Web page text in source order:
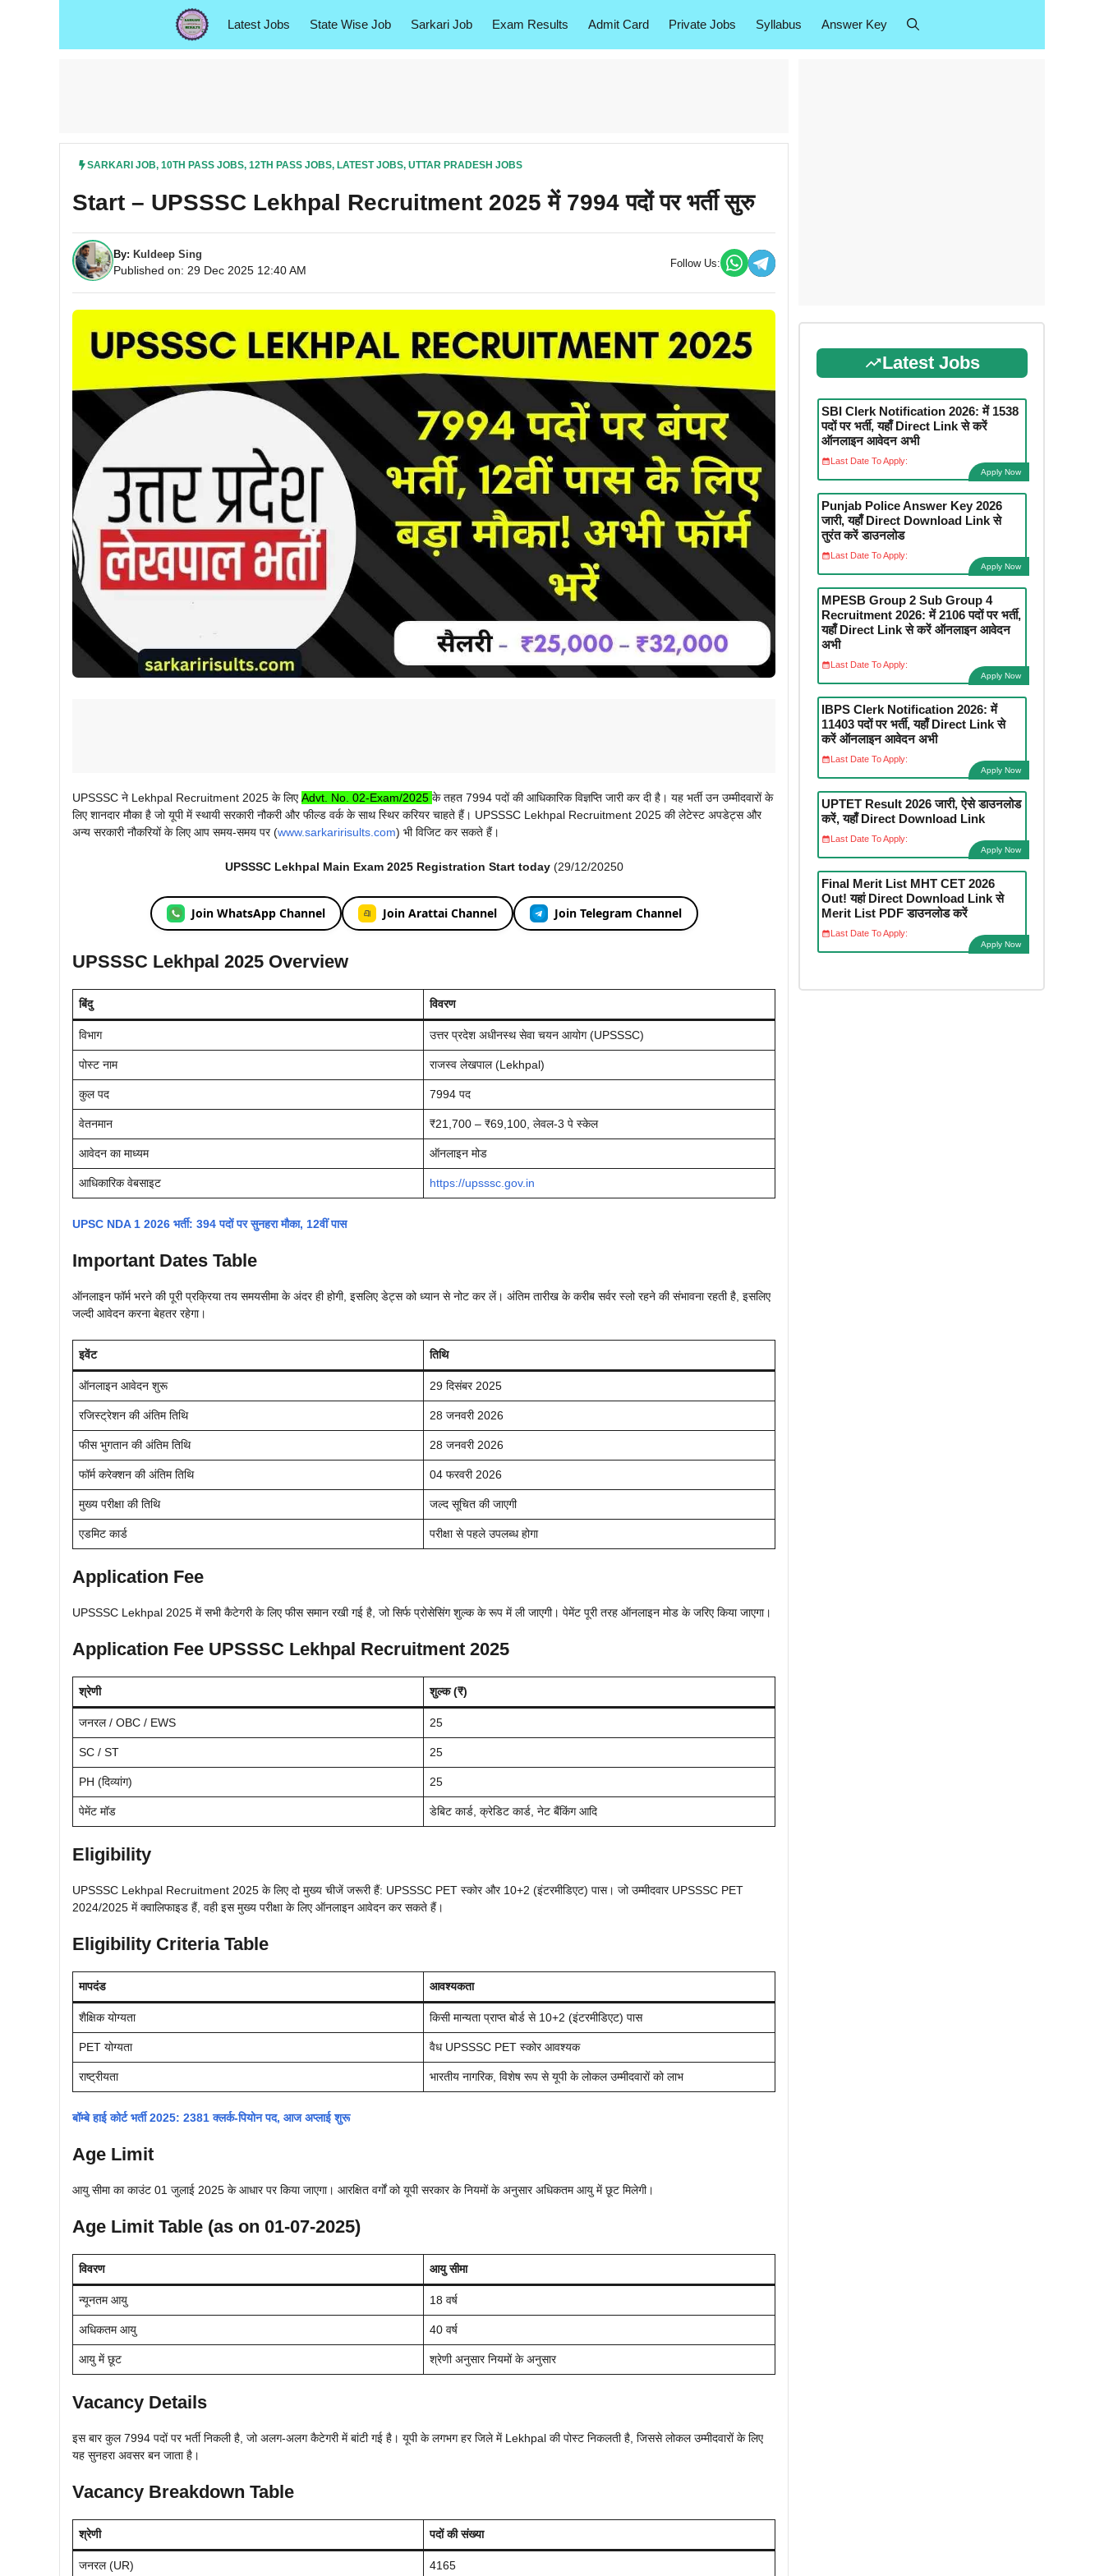
Latest Jobs State Wise Job Sarkari Job Exam Results Admit Card Private Jobs Syllabus Answer Key
SARKARI JOB, 10TH PASS JOBS, 12TH PASS JOBS, LATEST JOBS, UTTAR PRADESH JOBS
Start – UPSSSC Lekhpal Recruitment 2025 में 7994 पदों पर भर्ती सुरु
By: Kuldeep Sing
Published on: 29 Dec 2025 12:40 AM
Follow Us:
UPSSSC ने Lekhpal Recruitment 2025 के लिएAdvt. No. 02-Exam/2025 के तहत 7994 पदों की आधिकारिक विज्ञप्ति जारी कर दी है। यह भर्ती उन उम्मीदवारों के
लिए शानदार मौका है जो यूपी में स्थायी सरकारी नौकरी और फील्ड वर्क के साथ स्थिर करियर चाहते हैं। UPSSSC Lekhpal Recruitment 2025 की लेटेस्ट अपडेट्स और
अन्य सरकारी नौकरियों के लिए आप समय‑समय पर (www.sarkaririsults.com) भी विजिट कर सकते हैं।
UPSSSC Lekhpal Main Exam 2025 Registration Start today(29/12/20250
Join WhatsApp Channel Join Arattai Channel Join Telegram Channel
UPSSSC Lekhpal 2025 Overview
बिंदु विवरण
विभाग उत्तर प्रदेश अधीनस्थ सेवा चयन आयोग (UPSSSC)
पोस्ट नाम राजस्व लेखपाल (Lekhpal)
कुल पद 7994 पद
वेतनमान ₹21,700 – ₹69,100, लेवल‑3 पे स्केल
आवेदन का माध्यम ऑनलाइन मोड
आधिकारिक वेबसाइट https://upsssc.gov.in
UPSC NDA 1 2026 भर्ती: 394 पदों पर सुनहरा मौका, 12वीं पास
Important Dates Table
ऑनलाइन फॉर्म भरने की पूरी प्रक्रिया तय समयसीमा के अंदर ही होगी, इसलिए डेट्स को ध्यान से नोट कर लें। अंतिम तारीख के करीब सर्वर स्लो रहने की संभावना रहती है, इसलिए
जल्दी आवेदन करना बेहतर रहेगा।
इवेंट तिथि
ऑनलाइन आवेदन शुरू 29 दिसंबर 2025
रजिस्ट्रेशन की अंतिम तिथि 28 जनवरी 2026
फीस भुगतान की अंतिम तिथि 28 जनवरी 2026
फॉर्म करेक्शन की अंतिम तिथि 04 फरवरी 2026
मुख्य परीक्षा की तिथि जल्द सूचित की जाएगी
एडमिट कार्ड परीक्षा से पहले उपलब्ध होगा
Application Fee
UPSSSC Lekhpal 2025 में सभी कैटेगरी के लिए फीस समान रखी गई है, जो सिर्फ प्रोसेसिंग शुल्क के रूप में ली जाएगी। पेमेंट पूरी तरह ऑनलाइन मोड के जरिए किया जाएगा।
Application Fee UPSSSC Lekhpal Recruitment 2025
श्रेणी शुल्क (₹)
जनरल / OBC / EWS 25
SC / ST 25
PH (दिव्यांग) 25
पेमेंट मॉड डेबिट कार्ड, क्रेडिट कार्ड, नेट बैंकिंग आदि
Eligibility
UPSSSC Lekhpal Recruitment 2025 के लिए दो मुख्य चीजें जरूरी हैं: UPSSSC PET स्कोर और 10+2 (इंटरमीडिएट) पास। जो उम्मीदवार UPSSSC PET
2024/2025 में क्वालिफाइड हैं, वही इस मुख्य परीक्षा के लिए ऑनलाइन आवेदन कर सकते हैं।
Eligibility Criteria Table
मापदंड आवश्यकता
शैक्षिक योग्यता किसी मान्यता प्राप्त बोर्ड से 10+2 (इंटरमीडिएट) पास
PET योग्यता वैध UPSSSC PET स्कोर आवश्यक
राष्ट्रीयता भारतीय नागरिक, विशेष रूप से यूपी के लोकल उम्मीदवारों को लाभ
बॉम्बे हाई कोर्ट भर्ती 2025: 2381 क्लर्क-पियोन पद, आज अप्लाई शुरू
Age Limit
आयु सीमा का काउंट 01 जुलाई 2025 के आधार पर किया जाएगा। आरक्षित वर्गों को यूपी सरकार के नियमों के अनुसार अधिकतम आयु में छूट मिलेगी।
Age Limit Table (as on 01-07-2025)
विवरण आयु सीमा
न्यूनतम आयु 18 वर्ष
अधिकतम आयु 40 वर्ष
आयु में छूट श्रेणी अनुसार नियमों के अनुसार
Vacancy Details
इस बार कुल 7994 पदों पर भर्ती निकली है, जो अलग‑अलग कैटेगरी में बांटी गई है। यूपी के लगभग हर जिले में Lekhpal की पोस्ट निकलती है, जिससे लोकल उम्मीदवारों के लिए
यह सुनहरा अवसर बन जाता है।
Vacancy Breakdown Table
श्रेणी पदों की संख्या
जनरल (UR) 4165
Latest Jobs
SBI Clerk Notification 2026: में 1538
पदों पर भर्ती, यहाँ Direct Link से करें
ऑनलाइन आवेदन अभी
Last Date To Apply:
Apply Now
Punjab Police Answer Key 2026
जारी, यहाँ Direct Download Link से
तुरंत करें डाउनलोड
Last Date To Apply:
Apply Now
MPESB Group 2 Sub Group 4
Recruitment 2026: में 2106 पदों पर भर्ती,
यहाँ Direct Link से करें ऑनलाइन आवेदन
अभी
Last Date To Apply:
Apply Now
IBPS Clerk Notification 2026: में
11403 पदों पर भर्ती, यहाँ Direct Link से
करें ऑनलाइन आवेदन अभी
Last Date To Apply:
Apply Now
UPTET Result 2026 जारी, ऐसे डाउनलोड
करें, यहाँ Direct Download Link
Last Date To Apply:
Apply Now
Final Merit List MHT CET 2026
Out! यहां Direct Download Link से
Merit List PDF डाउनलोड करें
Last Date To Apply:
Apply Now